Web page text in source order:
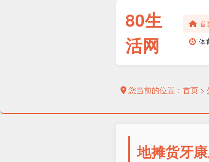
80生
活网
首
体
您当前的位置： 首页 >
地摊货牙